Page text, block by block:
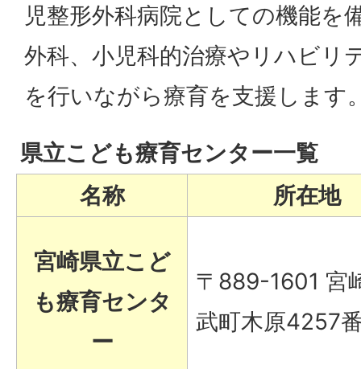
児整形外科病院としての機能を
外科、小児科的治療やリハビリ
を行いながら療育を支援します
県立こども療育センター一覧
名称
所在地
宮崎県立こど
も療育センタ
ー
〒889-1601 宮
武町木原4257